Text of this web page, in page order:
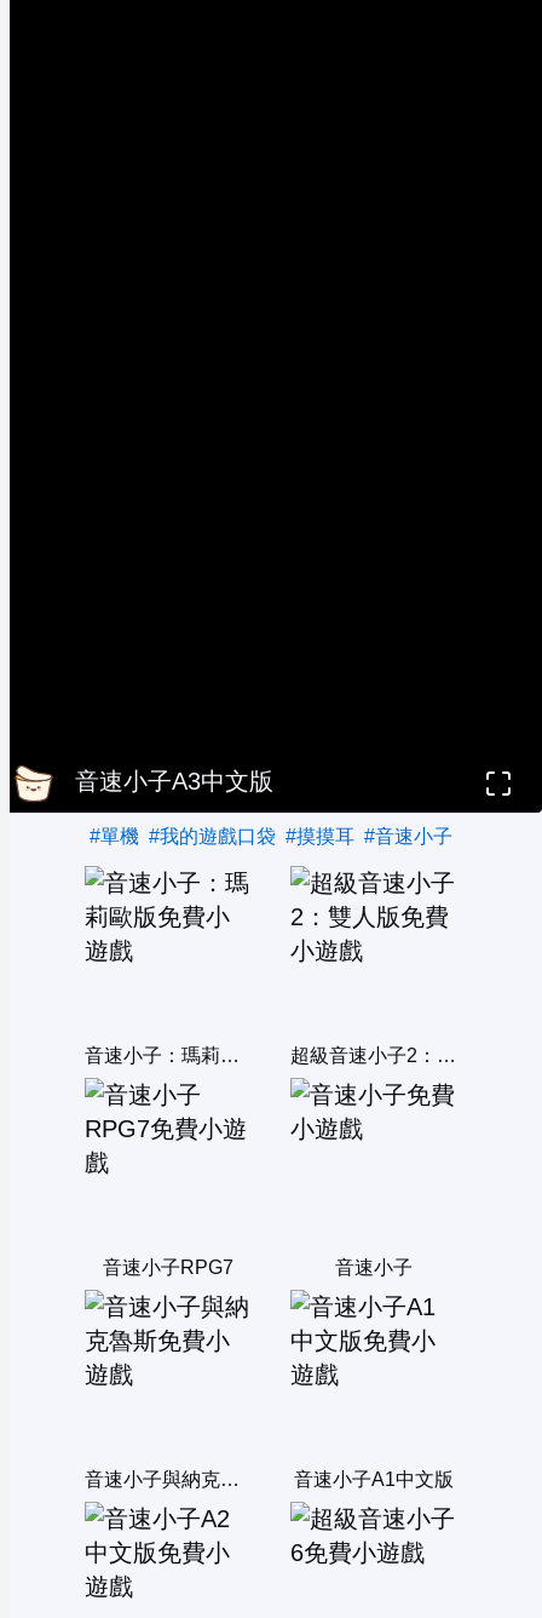
音速小子A3中文版
#單機 #我的遊戲口袋 #摸摸耳 #音速小子
音速小子：瑪莉歐版 超級音速小子2：雙人版
音速小子RPG7 音速小子
音速小子與納克魯斯 音速小子A1中文版